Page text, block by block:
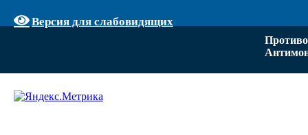
Версия для слабовидящих